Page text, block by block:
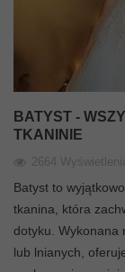
BATYST -
TKANINIE
2664
Batyst to
tkanina, która
dotyku. Wykonana
lub lnianych,